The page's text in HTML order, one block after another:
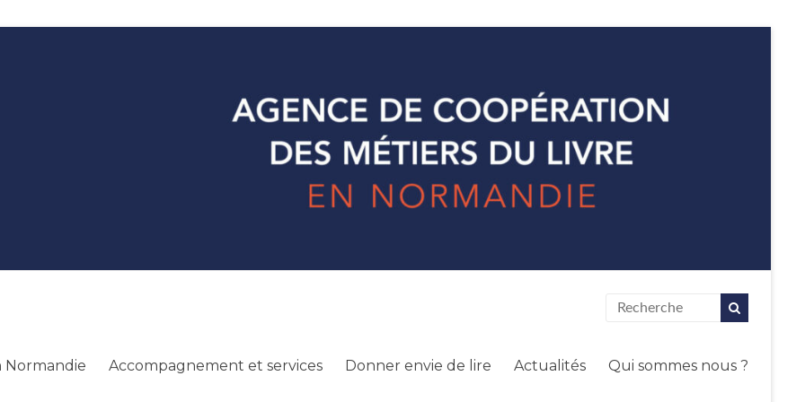
Normandie Accompagnement et services Donner envie de lire Actualités Qui sommes nous ?